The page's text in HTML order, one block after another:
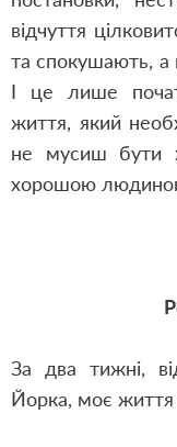
відчуття
та спокушають, а
І це лише
життя, який
не мусиш бути
хорошою
За два тижні,
Йорка, моє життя